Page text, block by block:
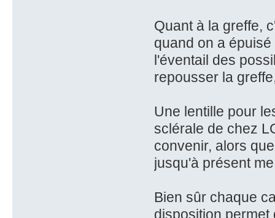
Quant à la greffe,
quand on a
l'éventail des
repousser la
Une lentille pour
sclérale de chez
convenir, alors
jusqu'à présent
Bien sûr chaque
disposition